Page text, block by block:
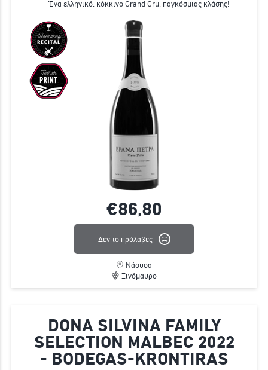
Ένα ελληνικό, κόκκινο Grand Cru, παγκόσμιας κλάσης!
€86,80
Δεν το πρόλαβες
Νάουσα
Ξινόμαυρο
DONA SILVINA FAMILY
SELECTION MALBEC 2022
- BODEGAS-KRONTIRAS